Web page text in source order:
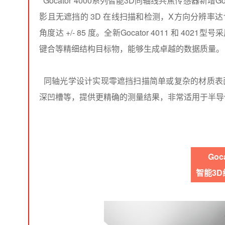
影且无遮挡的 3D 在线扫描和检测，X方向分辨率
角度达 +/- 85 度。全新Gocator 4011 和 4021型号
键合等精细结构目标物，能够生成卓越的数据质量。
同轴光学设计实现零遮挡扫描简单或复杂的材质
深凹槽等，提供更精确的测量结果，非常适用于半
智能3D